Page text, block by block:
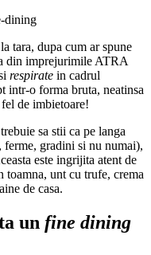
tara, dupa cum ar spune
din imprejurimile ATRA
respirate in cadrul
intr-o forma bruta, neatinsa
de imbietoare!
sa stii ca pe langa
gradini si nu numai),
este ingrijita atent de
unt cu trufe, crema
de casa.
un fine dining